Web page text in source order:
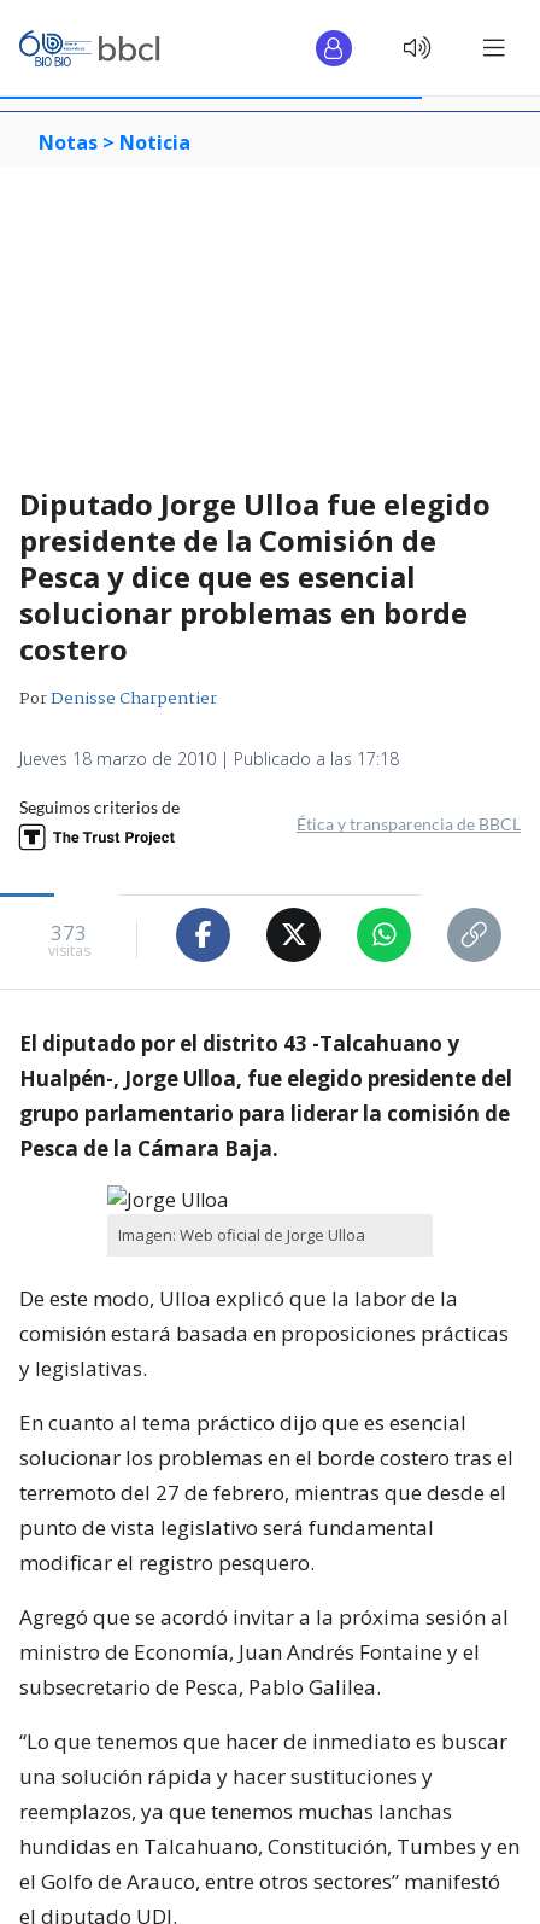
Notas > Noticia
Diputado Jorge Ulloa fue elegido
presidente de la Comisión de
Pesca y dice que es esencial
solucionar problemas en borde
costero
PorDenisse Charpentier
Jueves 18 marzo de 2010 | Publicado a las 17:18
Seguimos criterios de
Ética y transparencia de BBCL
373
visitas
El diputado por el distrito 43 -Talcahuano y
Hualpén-, Jorge Ulloa, fue elegido presidente del
grupo parlamentario para liderar la comisión de
Pesca de la Cámara Baja.
Imagen: Web oficial de Jorge Ulloa
De este modo, Ulloa explicó que la labor de la
comisión estará basada en proposiciones prácticas
y legislativas.
En cuanto al tema práctico dijo que es esencial
solucionar los problemas en el borde costero tras el
terremoto del 27 de febrero, mientras que desde el
punto de vista legislativo será fundamental
modificar el registro pesquero.
Agregó que se acordó invitar a la próxima sesión al
ministro de Economía, Juan Andrés Fontaine y el
subsecretario de Pesca, Pablo Galilea.
“Lo que tenemos que hacer de inmediato es buscar
una solución rápida y hacer sustituciones y
reemplazos, ya que tenemos muchas lanchas
hundidas en Talcahuano, Constitución, Tumbes y en
el Golfo de Arauco, entre otros sectores” manifestó
el diputado UDI.